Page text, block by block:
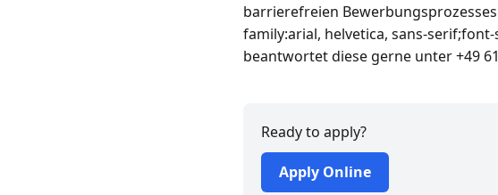
barrierefreien
family:arial, helvetica, sans-
beantwortet diese gerne unter +49
Ready to apply?
Apply Online